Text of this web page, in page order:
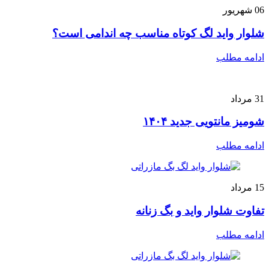
06 شهریور
شلوار واید لگ کوتاه مناسب چه اندامی است؟
ادامه مطلب
31 مرداد
شومیز مانتویی جدید ۱۴۰۴
ادامه مطلب
15 مرداد
تفاوت شلوار واید و بگ زنانه
ادامه مطلب